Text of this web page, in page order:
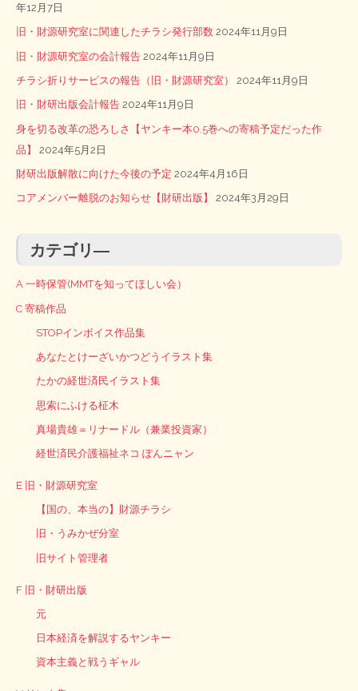
年12月7日
旧・財源研究室に関連したチラシ発行部数 2024年11月9日
旧・財源研究室の会計報告 2024年11月9日
チラシ折りサービスの報告（旧・財源研究室） 2024年11月9日
旧・財研出版会計報告 2024年11月9日
身を切る改革の恐ろしさ【ヤンキー本0.5巻への寄稿予定だった作
品】
2024年5月2日
財研出版解散に向けた今後の予定 2024年4月16日
コアメンバー離脱のお知らせ【財研出版】 2024年3月29日
カテゴリ―
A 一時保管(MMTを知ってほしい会）
C 寄稿作品
STOPインボイス作品集
あなたとけーざいかつどうイラスト集
たかの経世済民イラスト集
思索にふける柾木
真場貴雄＝リナードル（兼業投資家）
経世済民介護福祉ネコ ぽんニャン
E 旧・財源研究室
【国の、本当の】財源チラシ
旧・うみかぜ分室
旧サイト管理者
F 旧・財研出版
元
日本経済を解説するヤンキー
資本主義と戦うギャル